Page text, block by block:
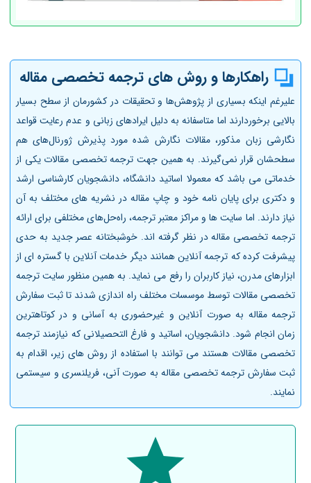
راهکارها و روش های ترجمه تخصصی مقاله
علیرغم اینکه بسیاری از پژوهش‌ها و تحقیقات در کشورمان از سطح بسیار
بالایی برخوردارند اما متاسفانه به دلیل ایرادهای زبانی و عدم رعایت قواعد
نگارشی زبان مذکور، مقالات نگارش شده مورد پذیرش ژورنال‌های هم
سطحشان قرار نمی‌گیرند. به همین جهت ترجمه تخصصی مقالات یکی از
خدماتی می باشد که معمولا اساتید دانشگاه، دانشجویان کارشناسی ارشد
و دکتری برای پایان نامه خود و چاپ مقاله در نشریه های مختلف به آن
نیاز دارند. اما سایت ها و مراکز معتبر ترجمه، راه‌حل‌های مختلفی برای ارائه
ترجمه تخصصی مقاله در نظر گرفته اند. خوشبختانه عصر جدید به حدی
پیشرفت کرده که ترجمه آنلاین همانند دیگر خدمات آنلاین با گستره ای از
ابزارهای مدرن، نیاز کاربران را رفع می نماید. به همین منظور سایت ترجمه
تخصصی مقالات توسط موسسات مختلف راه اندازی شدند تا ثبت سفارش
ترجمه مقاله به صورت آنلاین و غیرحضوری به آسانی و در کوتاهترین
زمان انجام شود. دانشجویان، اساتید و فارغ التحصیلانی که نیازمند ترجمه
تخصصی مقالات هستند می توانند با استفاده از روش های زیر، اقدام به
ثبت سفارش ترجمه تخصصی مقاله به صورت آنی، فریلنسری و سیستمی
نمایند.